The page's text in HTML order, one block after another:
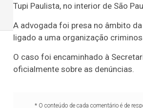
Famosos
Tupi Paulista, no interior de São
A advogada foi presa no âmbito
ligado a uma organização
O caso foi encaminhado à
oficialmente sobre as denúncias.
* O conteúdo de cada comentário é de